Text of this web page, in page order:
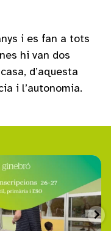
i es fan a tots
hi van dos
d’aquesta
i l’autonomia.
escolaginebro
setmana s`ha obert el
de preinscripció 26-27...
Març 6
30 0